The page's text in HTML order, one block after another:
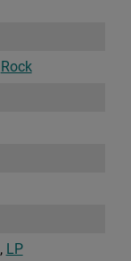
Rock
, LP